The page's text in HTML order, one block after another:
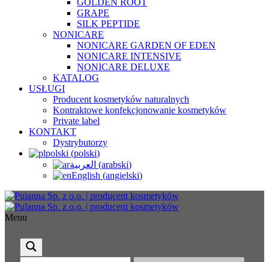
GOLDEN ROOT
GRAPE
SILK PEPTIDE
NONICARE
NONICARE GARDEN OF EDEN
NONICARE INTENSIVE
NONICARE DELUXE
KATALOG
USŁUGI
Producent kosmetyków naturalnych
Kontraktowe konfekcjonowanie kosmetyków
Private label
KONTAKT
Dystrybutorzy
polski (polski)
العربية (arabski)
English (angielski)
Menu